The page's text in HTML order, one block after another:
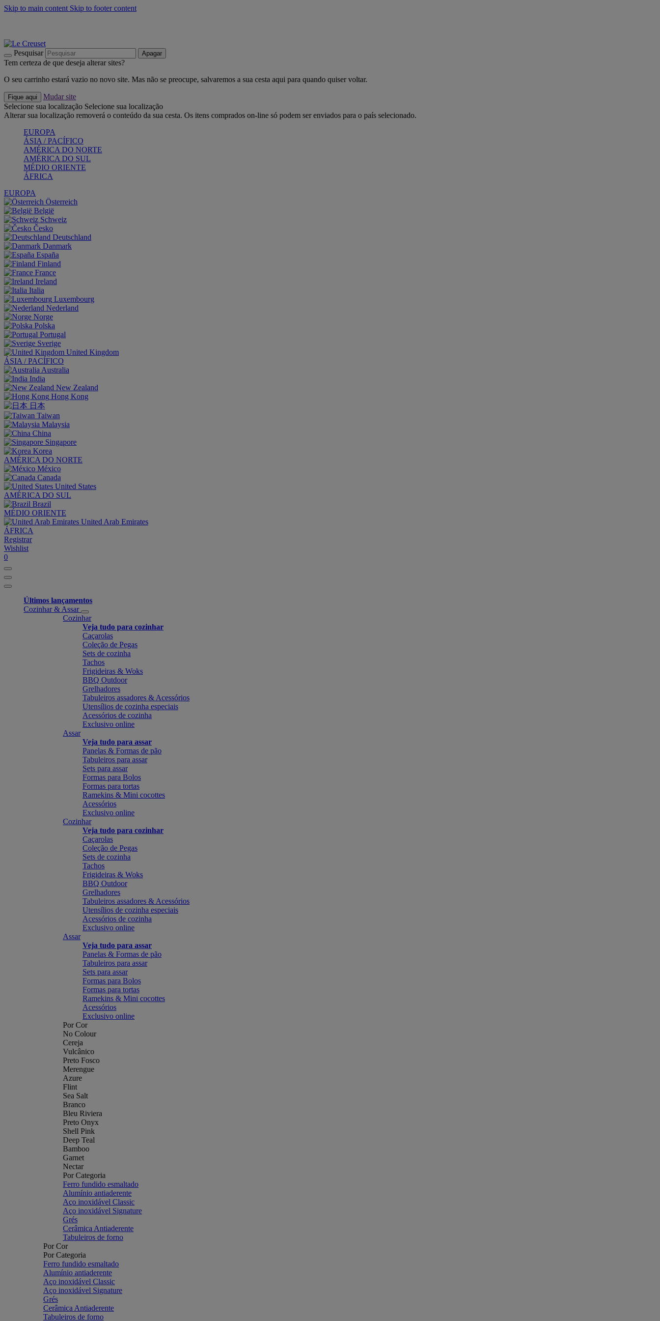
Skip to main content Skip to footer content
Pesquisar Apagar
Tem certeza de que deseja alterar sites?
O seu carrinho estará vazio no novo site. Mas não se preocupe, salvaremos a sua cesta aqui para quando quiser voltar.
Fique aqui
Mudar site
Selecione sua localização Selecione sua localização
Alterar sua localização removerá o conteúdo da sua cesta. Os itens comprados on-line só podem ser enviados para o país selecionado.
EUROPA
ÁSIA / PACÍFICO
AMÉRICA DO NORTE
AMÉRICA DO SUL
MÉDIO ORIENTE
ÁFRICA
EUROPA
Österreich
België
Schweiz
Česko
Deutschland
Danmark
España
Finland
France
Ireland
Italia
Luxembourg
Nederland
Norge
Polska
Portugal
Sverige
United Kingdom
ÁSIA / PACÍFICO
Australia
India
New Zealand
Hong Kong
日本
Taiwan
Malaysia
China
Singapore
Korea
AMÉRICA DO NORTE
México
Canada
United States
AMÉRICA DO SUL
Brazil
MÉDIO ORIENTE
United Arab Emirates
ÁFRICA
Registrar
Wishlist
0
Últimos lançamentos
Cozinhar & Assar
Cozinhar
Veja tudo para cozinhar
Caçarolas
Coleção de Pegas
Sets de cozinha
Tachos
Frigideiras & Woks
BBQ Outdoor
Grelhadores
Tabuleiros assadores & Acessórios
Utensílios de cozinha especiais
Acessórios de cozinha
Exclusivo online
Assar
Veja tudo para assar
Panelas & Formas de pão
Tabuleiros para assar
Sets para assar
Formas para Bolos
Formas para tortas
Ramekins & Mini cocottes
Acessórios
Exclusivo online
Cozinhar
Veja tudo para cozinhar
Caçarolas
Coleção de Pegas
Sets de cozinha
Tachos
Frigideiras & Woks
BBQ Outdoor
Grelhadores
Tabuleiros assadores & Acessórios
Utensílios de cozinha especiais
Acessórios de cozinha
Exclusivo online
Assar
Veja tudo para assar
Panelas & Formas de pão
Tabuleiros para assar
Sets para assar
Formas para Bolos
Formas para tortas
Ramekins & Mini cocottes
Acessórios
Exclusivo online
Por Cor
No Colour
Cereja
Vulcânico
Preto Fosco
Merengue
Azure
Flint
Sea Salt
Branco
Bleu Riviera
Preto Onyx
Shell Pink
Deep Teal
Bamboo
Garnet
Nectar
Por Categoria
Ferro fundido esmaltado
Alumínio antiaderente
Aço inoxidável Classic
Aço inoxidável Signature
Grés
Cerâmica Antiaderente
Tabuleiros de forno
Por Cor
Por Categoria
Ferro fundido esmaltado
Alumínio antiaderente
Aço inoxidável Classic
Aço inoxidável Signature
Grés
Cerâmica Antiaderente
Tabuleiros de forno